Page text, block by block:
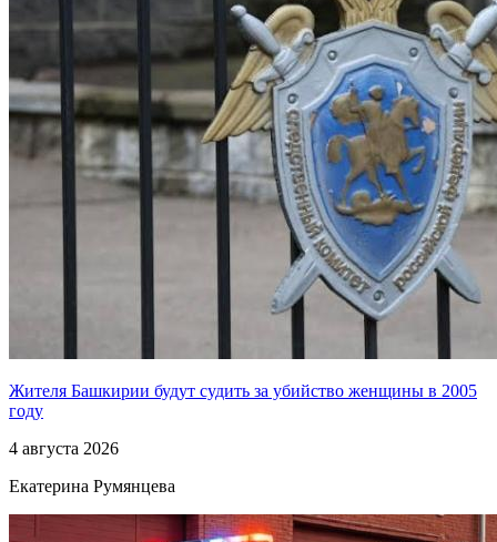
Жителя Башкирии будут судить за убийство женщины в 2005
году
4 августа 2026
Екатерина Румянцева